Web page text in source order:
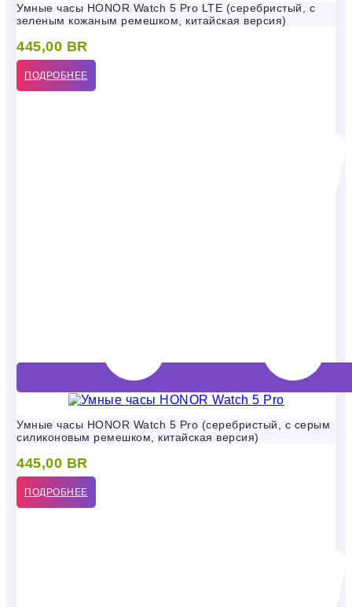
Умные часы HONOR Watch 5 Pro LTE (серебристый, с
зеленым кожаным ремешком, китайская версия)
445,00 BR
ПОДРОБНЕЕ
Умные часы HONOR Watch 5 Pro (серебристый, с серым
силиконовым ремешком, китайская версия)
445,00 BR
ПОДРОБНЕЕ